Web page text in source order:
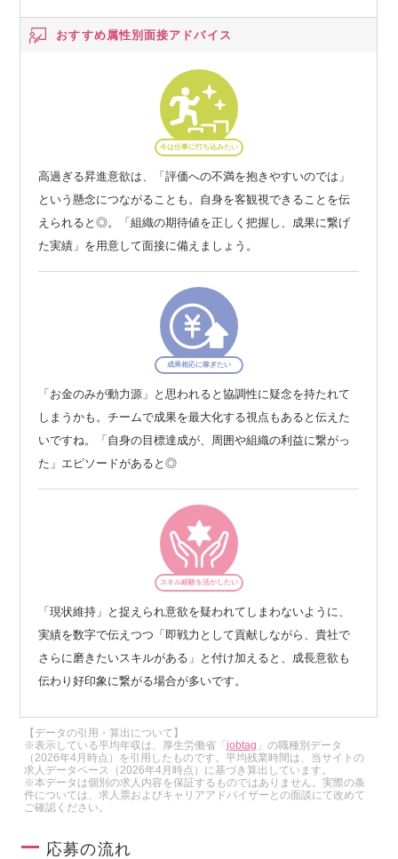
おすすめ属性別面接アドバイス
今は仕事に打ち込みたい
高過ぎる昇進意欲は、「評価への不満を抱きやすいのでは」
という懸念につながることも。自身を客観視できることを伝
えられると◎。「組織の期待値を正しく把握し、成果に繋げ
た実績」を用意して面接に備えましょう。
成果相応に稼ぎたい
「お金のみが動力源」と思われると協調性に疑念を持たれて
しまうかも。チームで成果を最大化する視点もあると伝えた
いですね。「自身の目標達成が、周囲や組織の利益に繋がっ
た」エピソードがあると◎
スキル経験を活かしたい
「現状維持」と捉えられ意欲を疑われてしまわないように、
実績を数字で伝えつつ「即戦力として貢献しながら、貴社で
さらに磨きたいスキルがある」と付け加えると、成長意欲も
伝わり好印象に繋がる場合が多いです。
【データの引用・算出について】
※表示している平均年収は、厚生労働省「jobtag 」の職種別データ
（2026年4月時点）を引用したものです。平均残業時間は、当サイトの
求人データベース（2026年4月時点）に基づき算出しています。
※本データは個別の求人内容を保証するものではありません。実際の条
件については、求人票およびキャリアアドバイザーとの面談にて改めて
ご確認ください。
応募の流れ